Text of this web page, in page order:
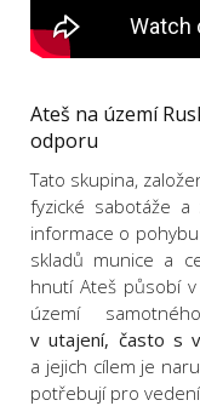
Ateš na území
odporu
Tato skupina,
fyzické sabotáže a
informace o
skladů munice a
hnutí Ateš působí
území
v utajení, často s
a jejich cílem je
potřebují pro vedení